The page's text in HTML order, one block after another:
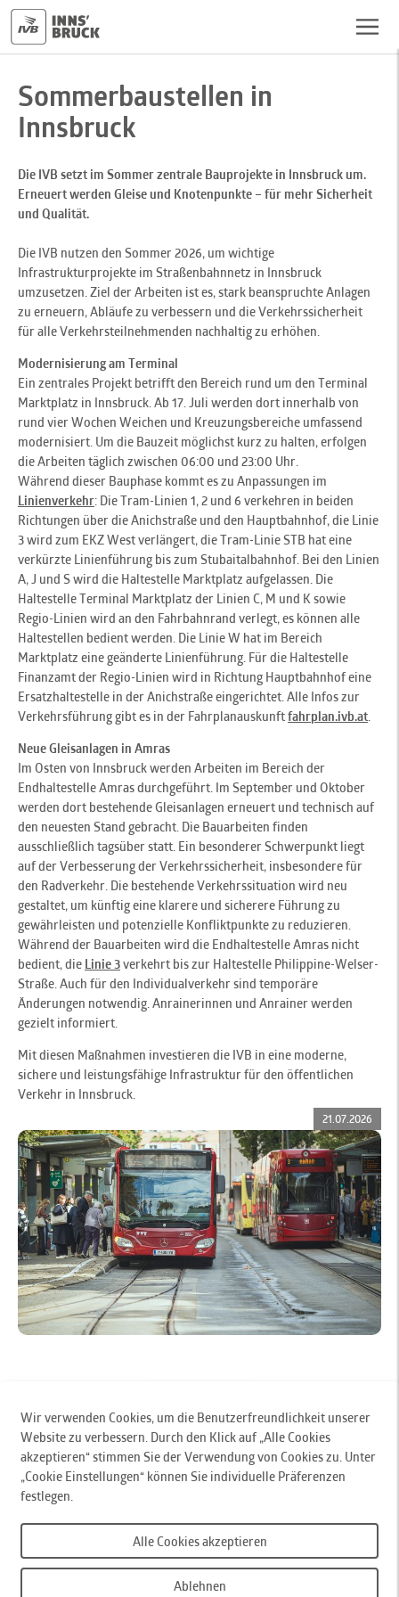
Sommerbaustellen in
Innsbruck
Die IVB setzt im Sommer zentrale Bauprojekte in Innsbruck um.
Erneuert werden Gleise und Knotenpunkte – für mehr Sicherheit
und Qualität.
Die IVB nutzen den Sommer 2026, um wichtige
Infrastrukturprojekte im Straßenbahnnetz in Innsbruck
umzusetzen. Ziel der Arbeiten ist es, stark beanspruchte Anlagen
zu erneuern, Abläufe zu verbessern und die Verkehrssicherheit
für alle Verkehrsteilnehmenden nachhaltig zu erhöhen.
Modernisierung am Terminal
Ein zentrales Projekt betrifft den Bereich rund um den Terminal
Marktplatz in Innsbruck. Ab 17. Juli werden dort innerhalb von
rund vier Wochen Weichen und Kreuzungsbereiche umfassend
modernisiert. Um die Bauzeit möglichst kurz zu halten, erfolgen
die Arbeiten täglich zwischen 06:00 und 23:00 Uhr.
Während dieser Bauphase kommt es zu Anpassungen im
Linienverkehr: Die Tram-Linien 1, 2 und 6 verkehren in beiden
Richtungen über die Anichstraße und den Hauptbahnhof, die Linie
3 wird zum EKZ West verlängert, die Tram-Linie STB hat eine
verkürzte Linienführung bis zum Stubaitalbahnhof. Bei den Linien
A, J und S wird die Haltestelle Marktplatz aufgelassen. Die
Haltestelle Terminal Marktplatz der Linien C, M und K sowie
Regio-Linien wird an den Fahrbahnrand verlegt, es können alle
Haltestellen bedient werden. Die Linie W hat im Bereich
Marktplatz eine geänderte Linienführung. Für die Haltestelle
Finanzamt der Regio-Linien wird in Richtung Hauptbahnhof eine
Ersatzhaltestelle in der Anichstraße eingerichtet. Alle Infos zur
Verkehrsführung gibt es in der Fahrplanauskunftfahrplan.ivb.at.
Neue Gleisanlagen in Amras
Im Osten von Innsbruck werden Arbeiten im Bereich der
Endhaltestelle Amras durchgeführt. Im September und Oktober
werden dort bestehende Gleisanlagen erneuert und technisch auf
den neuesten Stand gebracht. Die Bauarbeiten finden
ausschließlich tagsüber statt. Ein besonderer Schwerpunkt liegt
auf der Verbesserung der Verkehrssicherheit, insbesondere für
den Radverkehr. Die bestehende Verkehrssituation wird neu
gestaltet, um künftig eine klarere und sicherere Führung zu
gewährleisten und potenzielle Konfliktpunkte zu reduzieren.
Während der Bauarbeiten wird die Endhaltestelle Amras nicht
bedient, die Linie 3verkehrt bis zur Haltestelle Philippine-Welser-
Straße. Auch für den Individualverkehr sind temporäre
Änderungen notwendig. Anrainerinnen und Anrainer werden
gezielt informiert.
Mit diesen Maßnahmen investieren die IVB in eine moderne,
sichere und leistungsfähige Infrastruktur für den öffentlichen
Verkehr in Innsbruck.
21.07.2026
Innsbrucker Verkehrsbetriebe und Stubaitalbahn GmbH, Pastorstr. 5, 6010 Innsbruck,
Austria, T +43 512 53 07-0,
IVB-KundInnencenter, Stainerstraße 2, 6020 Innsbruck, T+43 512 53 07-500, Mo - Fr,
07:30 - 18:00 Uhr, weitere Kontakte
Impressum
Wir verwenden Cookies, um die Benutzerfreundlichkeit unserer
Website zu verbessern. Durch den Klick auf „Alle Cookies
akzeptieren“ stimmen Sie der Verwendung von Cookies zu. Unter
„Cookie Einstellungen“ können Sie individuelle Präferenzen
festlegen.
Ablehnen
Alle Cookies akzeptieren